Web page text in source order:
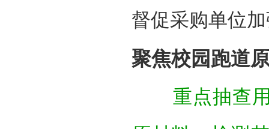
督促采购单位
聚焦校园跑道
重点抽查用